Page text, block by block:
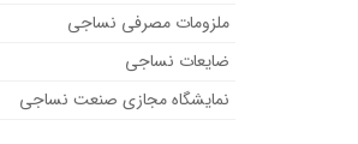
ملزومات مصرفی نساجی
ضایعات نساجی
نمایشگاه مجازی صنعت نساجی